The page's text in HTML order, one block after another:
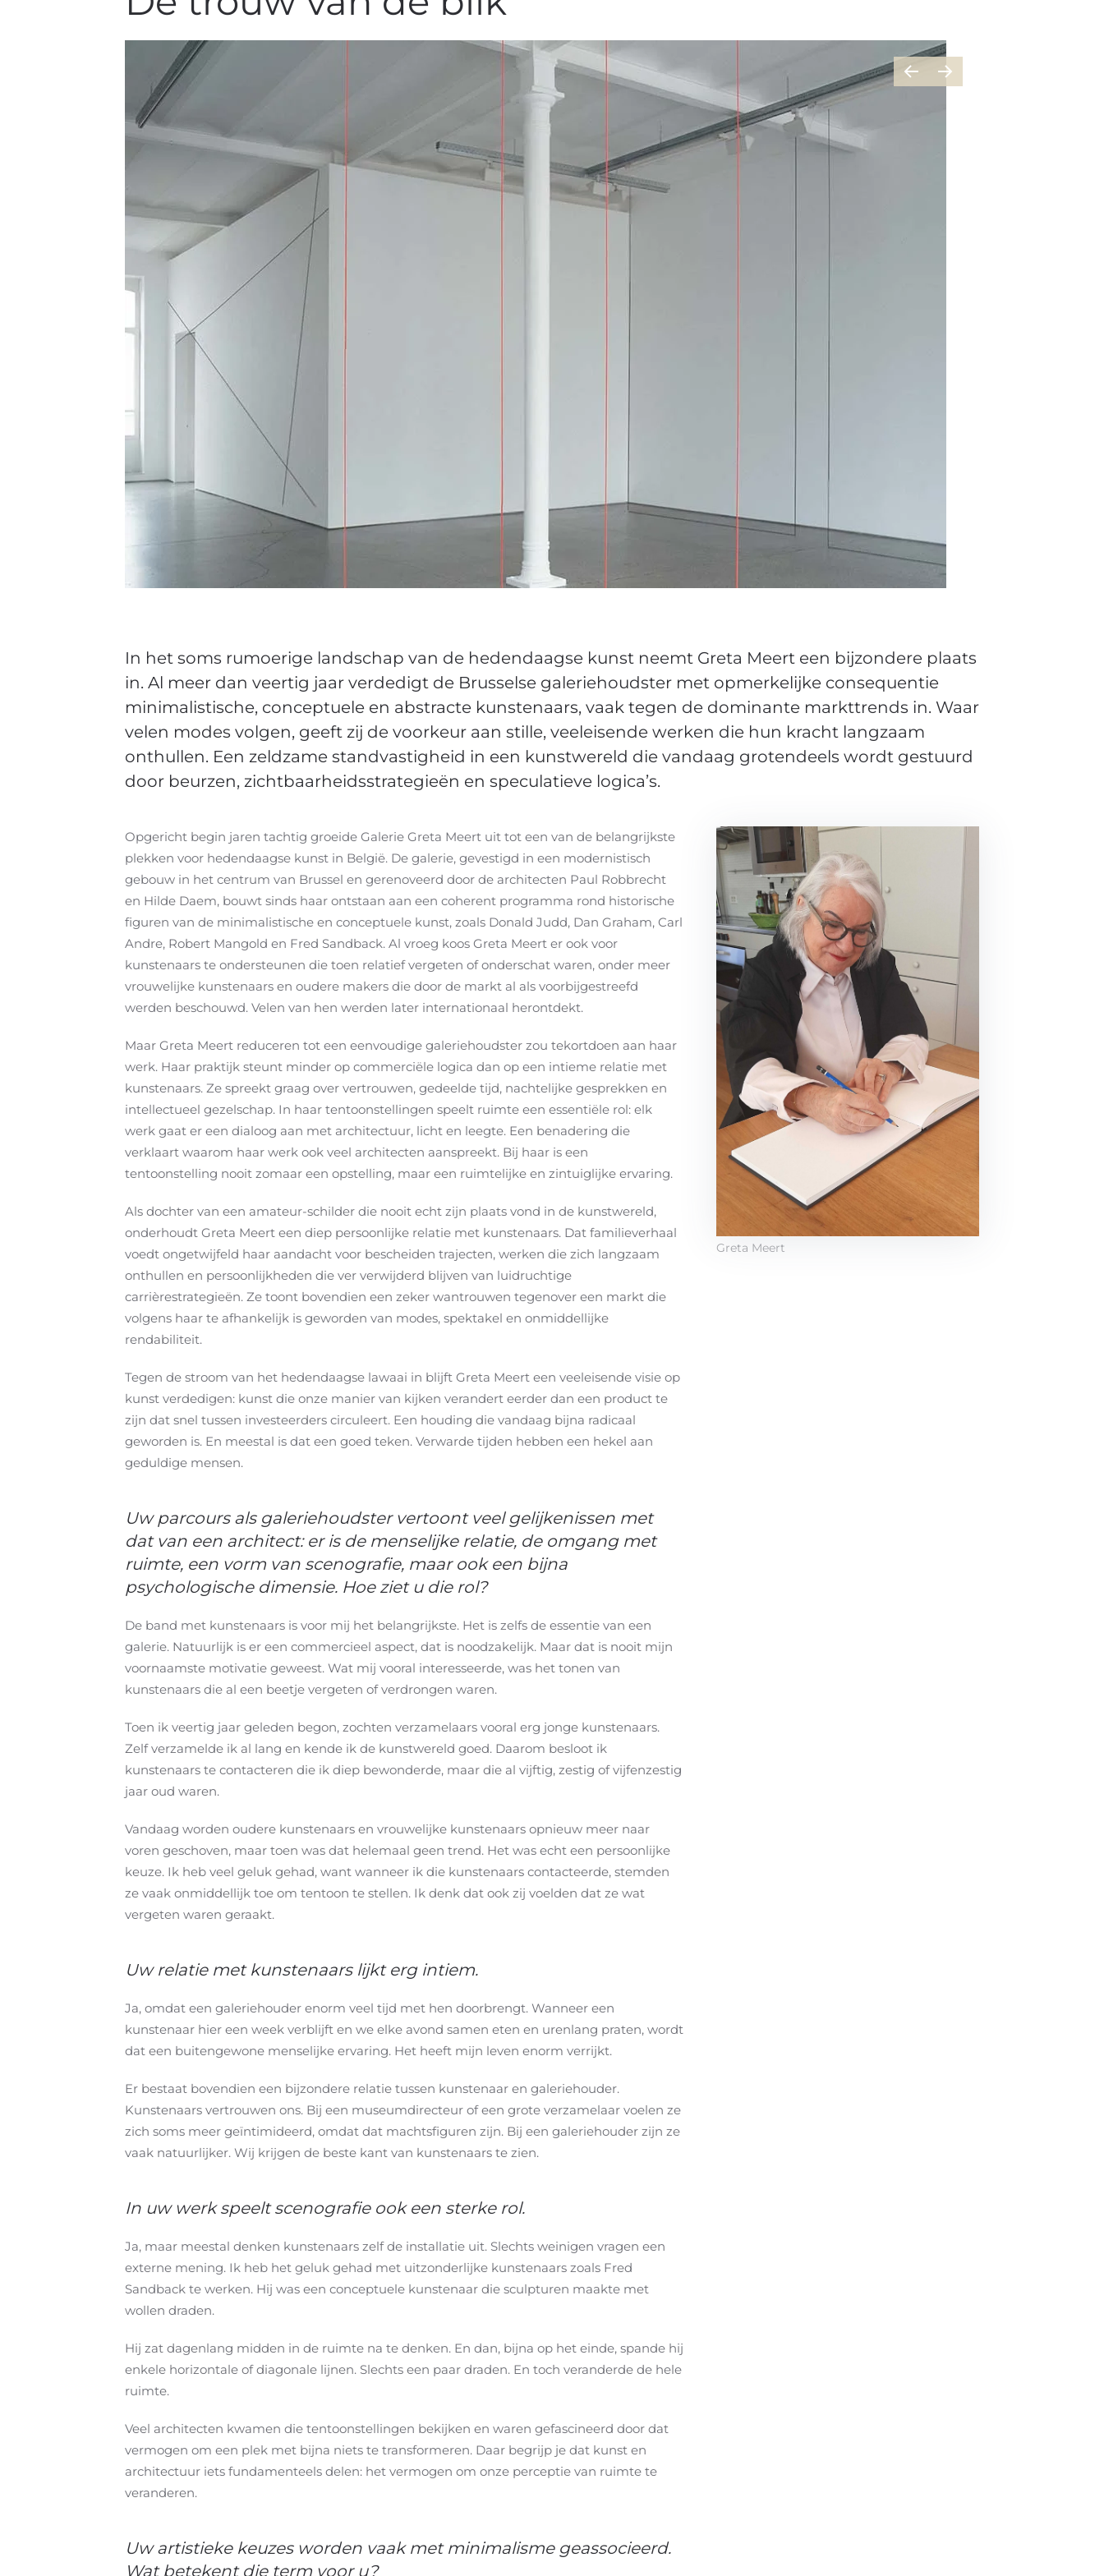
In het soms rumoerige landschap van de hedendaagse kunst neemt Greta Meert een bijzondere plaats
in. Al meer dan veertig jaar verdedigt de Brusselse galeriehoudster met opmerkelijke consequentie
minimalistische, conceptuele en abstracte kunstenaars, vaak tegen de dominante markttrends in. Waar
velen modes volgen, geeft zij de voorkeur aan stille, veeleisende werken die hun kracht langzaam
onthullen. Een zeldzame standvastigheid in een kunstwereld die vandaag grotendeels wordt gestuurd
door beurzen, zichtbaarheidsstrategieën en speculatieve logica’s.
Opgericht begin jaren tachtig groeide Galerie Greta Meert uit tot een van de belangrijkste
plekken voor hedendaagse kunst in België. De galerie, gevestigd in een modernistisch
gebouw in het centrum van Brussel en gerenoveerd door de architecten Paul Robbrecht
en Hilde Daem, bouwt sinds haar ontstaan aan een coherent programma rond historische
figuren van de minimalistische en conceptuele kunst, zoals Donald Judd, Dan Graham, Carl
Andre, Robert Mangold en Fred Sandback. Al vroeg koos Greta Meert er ook voor
kunstenaars te ondersteunen die toen relatief vergeten of onderschat waren, onder meer
vrouwelijke kunstenaars en oudere makers die door de markt al als voorbijgestreefd
werden beschouwd. Velen van hen werden later internationaal herontdekt.
Maar Greta Meert reduceren tot een eenvoudige galeriehoudster zou tekortdoen aan haar
werk. Haar praktijk steunt minder op commerciële logica dan op een intieme relatie met
kunstenaars. Ze spreekt graag over vertrouwen, gedeelde tijd, nachtelijke gesprekken en
intellectueel gezelschap. In haar tentoonstellingen speelt ruimte een essentiële rol: elk
werk gaat er een dialoog aan met architectuur, licht en leegte. Een benadering die
verklaart waarom haar werk ook veel architecten aanspreekt. Bij haar is een
tentoonstelling nooit zomaar een opstelling, maar een ruimtelijke en zintuiglijke ervaring.
Als dochter van een amateur-schilder die nooit echt zijn plaats vond in de kunstwereld,
onderhoudt Greta Meert een diep persoonlijke relatie met kunstenaars. Dat familieverhaal
voedt ongetwijfeld haar aandacht voor bescheiden trajecten, werken die zich langzaam
onthullen en persoonlijkheden die ver verwijderd blijven van luidruchtige
carrièrestrategieën. Ze toont bovendien een zeker wantrouwen tegenover een markt die
volgens haar te afhankelijk is geworden van modes, spektakel en onmiddellijke
rendabiliteit.
Tegen de stroom van het hedendaagse lawaai in blijft Greta Meert een veeleisende visie op
kunst verdedigen: kunst die onze manier van kijken verandert eerder dan een product te
zijn dat snel tussen investeerders circuleert. Een houding die vandaag bijna radicaal
geworden is. En meestal is dat een goed teken. Verwarde tijden hebben een hekel aan
geduldige mensen.
Uw parcours als galeriehoudster vertoont veel gelijkenissen met
dat van een architect: er is de menselijke relatie, de omgang met
ruimte, een vorm van scenografie, maar ook een bijna
psychologische dimensie. Hoe ziet u die rol?
De band met kunstenaars is voor mij het belangrijkste. Het is zelfs de essentie van een
galerie. Natuurlijk is er een commercieel aspect, dat is noodzakelijk. Maar dat is nooit mijn
voornaamste motivatie geweest. Wat mij vooral interesseerde, was het tonen van
kunstenaars die al een beetje vergeten of verdrongen waren.
Toen ik veertig jaar geleden begon, zochten verzamelaars vooral erg jonge kunstenaars.
Zelf verzamelde ik al lang en kende ik de kunstwereld goed. Daarom besloot ik
kunstenaars te contacteren die ik diep bewonderde, maar die al vijftig, zestig of vijfenzestig
jaar oud waren.
Vandaag worden oudere kunstenaars en vrouwelijke kunstenaars opnieuw meer naar
voren geschoven, maar toen was dat helemaal geen trend. Het was echt een persoonlijke
keuze. Ik heb veel geluk gehad, want wanneer ik die kunstenaars contacteerde, stemden
ze vaak onmiddellijk toe om tentoon te stellen. Ik denk dat ook zij voelden dat ze wat
vergeten waren geraakt.
Uw relatie met kunstenaars lijkt erg intiem.
Ja, omdat een galeriehouder enorm veel tijd met hen doorbrengt. Wanneer een
kunstenaar hier een week verblijft en we elke avond samen eten en urenlang praten, wordt
dat een buitengewone menselijke ervaring. Het heeft mijn leven enorm verrijkt.
Er bestaat bovendien een bijzondere relatie tussen kunstenaar en galeriehouder.
Kunstenaars vertrouwen ons. Bij een museumdirecteur of een grote verzamelaar voelen ze
zich soms meer geïntimideerd, omdat dat machtsfiguren zijn. Bij een galeriehouder zijn ze
vaak natuurlijker. Wij krijgen de beste kant van kunstenaars te zien.
In uw werk speelt scenografie ook een sterke rol.
Ja, maar meestal denken kunstenaars zelf de installatie uit. Slechts weinigen vragen een
externe mening. Ik heb het geluk gehad met uitzonderlijke kunstenaars zoals Fred
Sandback te werken. Hij was een conceptuele kunstenaar die sculpturen maakte met
wollen draden.
Hij zat dagenlang midden in de ruimte na te denken. En dan, bijna op het einde, spande hij
enkele horizontale of diagonale lijnen. Slechts een paar draden. En toch veranderde de hele
ruimte.
Veel architecten kwamen die tentoonstellingen bekijken en waren gefascineerd door dat
vermogen om een plek met bijna niets te transformeren. Daar begrijp je dat kunst en
architectuur iets fundamenteels delen: het vermogen om onze perceptie van ruimte te
veranderen.
Uw artistieke keuzes worden vaak met minimalisme geassocieerd.
Wat betekent die term voor u?
Greta Meert